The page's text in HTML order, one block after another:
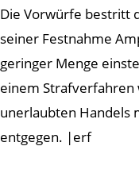
Die Vorwürfe bestritt
seiner Festnahme
geringer Menge
einem Strafverfahren
unerlaubten Handels
entgegen. |erf